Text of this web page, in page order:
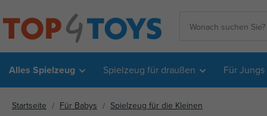
Alles Spielzeug Spielzeug für draußen Für Jungs
Startseite Für Babys Spielzeug für die Kleinen